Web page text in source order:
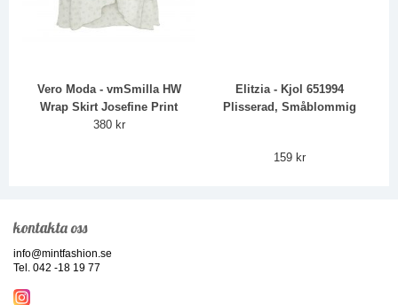
Vero Moda - vmSmilla HW
Wrap Skirt Josefine Print
380 kr
Elitzia - Kjol 651994
Plisserad, Småblommig
159 kr
kontakta oss
info@mintfashion.se
Tel. 042 -18 19 77